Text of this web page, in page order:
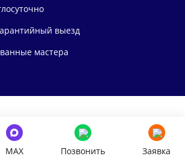
выезд
мастера
MAX Позвонить Заявка